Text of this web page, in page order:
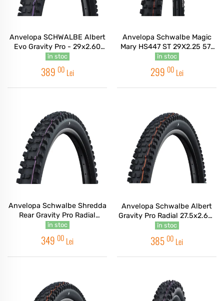
Anvelopa SCHWALBE Albert
Evo Gravity Pro - 29x2.60
(65-622) HS641 B/B-SK
Addix Ultra Soft 67EPI Radial
B - TLR
în stoc
389 00 Lei
Anvelopa Schwalbe Magic
Mary HS447 ST 29X2.25 57-
622 BL-SSKIN TLE ADDIX
SOFT
în stoc
299 00 Lei
Anvelopa Schwalbe Shredda
Rear Gravity Pro Radial
29x2,50" TLR Addix Ultra
Soft
în stoc
349 00 Lei
Anvelopa Schwalbe Albert
Gravity Pro Radial 27.5x2.60"
TLR Addix Soft E-50
în stoc
385 00 Lei